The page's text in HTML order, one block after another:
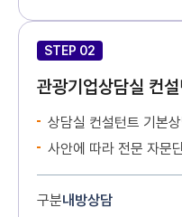
STEP 02
관광기업상담실 컨
상담실 컨설턴트 기본
사안에 따라 전문 자문
구분내방상담